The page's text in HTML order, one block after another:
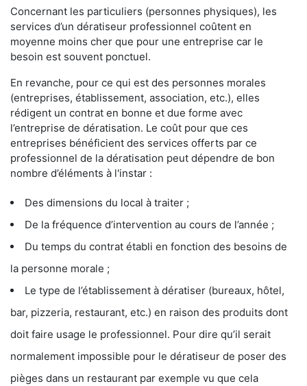
Concernant les particuliers (personnes physiques), les
services d’un dératiseur professionnel coûtent en
moyenne moins cher que pour une entreprise car le
besoin est souvent ponctuel.
En revanche, pour ce qui est des personnes morales
(entreprises, établissement, association, etc.), elles
rédigent un contrat en bonne et due forme avec
l’entreprise de dératisation. Le coût pour que ces
entreprises bénéficient des services offerts par ce
professionnel de la dératisation peut dépendre de bon
nombre d’éléments à l'instar :
Des dimensions du local à traiter ;
De la fréquence d’intervention au cours de l’année ;
Du temps du contrat établi en fonction des besoins de
la personne morale ;
Le type de l’établissement à dératiser (bureaux, hôtel,
bar, pizzeria, restaurant, etc.) en raison des produits dont
doit faire usage le professionnel. Pour dire qu’il serait
normalement impossible pour le dératiseur de poser des
pièges dans un restaurant par exemple vu que cela